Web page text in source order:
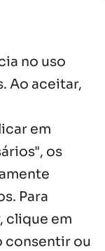
no uso
Ao aceitar,
em
os
Para
clique em
consentir ou